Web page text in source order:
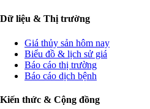
Dữ liệu & Thị trường
Giá thủy sản hôm nay
Biểu đồ & lịch sử giá
Báo cáo thị trường
Báo cáo dịch bệnh
Kiến thức & Cộng đồng